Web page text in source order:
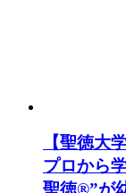
【聖徳大
プロから